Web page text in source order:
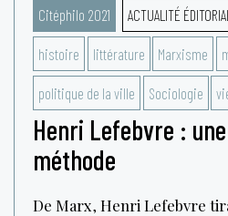
Citéphilo 2021 ACTUALITÉ
histoire littérature Marxisme
politique de la ville Sociologie
Henri Lefebvre :
méthode
De Marx, Henri Lefebvre